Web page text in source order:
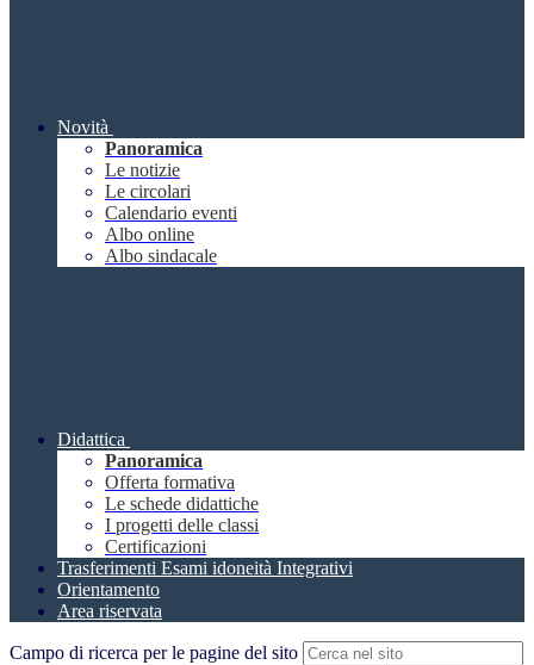
Novità
Panoramica
Le notizie
Le circolari
Calendario eventi
Albo online
Albo sindacale
Didattica
Panoramica
Offerta formativa
Le schede didattiche
I progetti delle classi
Certificazioni
Trasferimenti Esami idoneità Integrativi
Orientamento
Area riservata
Campo di ricerca per le pagine del sito